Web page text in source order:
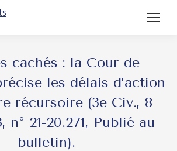
cachés : la Cour de
les délais d’action
récursoire (3e Civ., 8
n° 21-20.271, Publié au
bulletin).